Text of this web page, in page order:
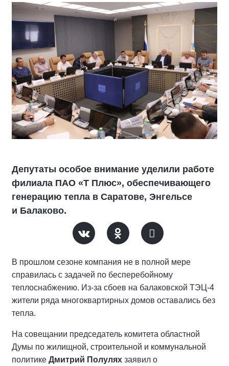
Депутаты особое внимание уделили работе
филиала ПАО «Т Плюс», обеспечивающего
генерацию тепла в Саратове, Энгельсе
и Балаково.
В прошлом сезоне компания не в полной мере
справилась с задачей по бесперебойному
теплоснабжению. Из-за сбоев на балаковской ТЭЦ-4
жители ряда многоквартирных домов оставались без
тепла.
На совещании председатель комитета областной
Думы по жилищной, строительной и коммунальной
политике Дмитрий Полулях заявил о